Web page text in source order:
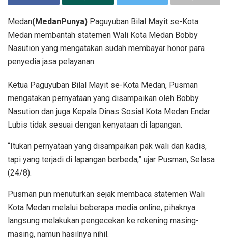
Medan(MedanPunya) Paguyuban Bilal Mayit se-Kota
Medan membantah statemen Wali Kota Medan Bobby
Nasution yang mengatakan sudah membayar honor para
penyedia jasa pelayanan.
Ketua Paguyuban Bilal Mayit se-Kota Medan, Pusman
mengatakan pernyataan yang disampaikan oleh Bobby
Nasution dan juga Kepala Dinas Sosial Kota Medan Endar
Lubis tidak sesuai dengan kenyataan di lapangan.
“Itukan pernyataan yang disampaikan pak wali dan kadis,
tapi yang terjadi di lapangan berbeda,” ujar Pusman, Selasa
(24/8).
Pusman pun menuturkan sejak membaca statemen Wali
Kota Medan melalui beberapa media online, pihaknya
langsung melakukan pengecekan ke rekening masing-
masing, namun hasilnya nihil.